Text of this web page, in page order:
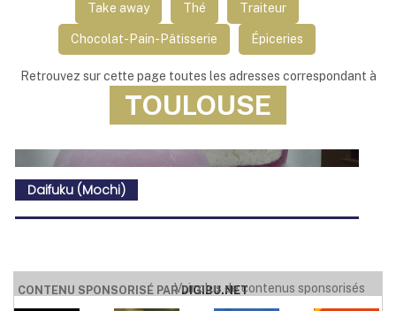
Take away Thé Traiteur
Chocolat-Pain-Pâtisserie Épiceries
Retrouvez sur cette page toutes les adresses correspondant à
TOULOUSE
Daifuku (Mochi)
CONTENU SPONSORISÉ PARDIGIBU.NET
Voir plus de contenus sponsorisés